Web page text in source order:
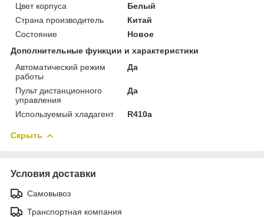
Цвет корпуса
Белый
Страна производитель
Китай
Состояние
Новое
Дополнительные функции и характеристики
Автоматический режим
работы
Да
Пульт дистанционного
управления
Да
Используемый хладагент R410a
Скрыть
Условия доставки
Самовывоз
Транспортная компания